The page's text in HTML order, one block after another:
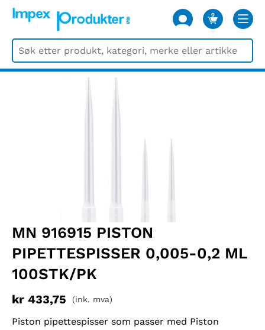
0
VARER
MN 916915 PISTON
PIPETTESPISSER 0,005-0,2 ML
100STK/PK
kr 433,75 (ink. mva)
Piston pipettespisser som passer med Piston